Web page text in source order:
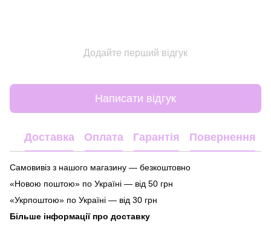
Додайте перший відгук
Написати відгук
Доставка Оплата Гарантія Повернення
Самовивіз з нашого магазину — безкоштовно
«Новою поштою» по Україні — від 50 грн
«Укрпоштою» по Україні — від 30 грн
Більше інформації про доставку